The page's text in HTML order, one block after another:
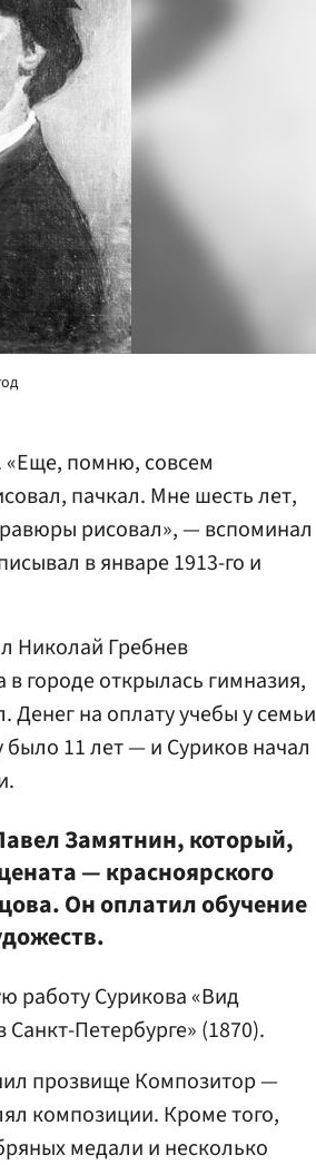
«Еще, помню, совсем
пачкал. Мне шесть лет,
рисовал», — вспоминал
в январе 1913-го и
Николай Гребнев
в городе открылась гимназия,
Денег на оплату учебы у семьи
11 лет — и Суриков начал
Замятнин, который,
— красноярского
Он оплатил обучение
работу Сурикова «Вид
Петербурге» (1870).
прозвище Композитор —
композиции. Кроме того,
медали и несколько